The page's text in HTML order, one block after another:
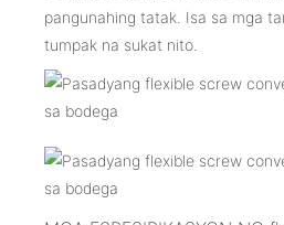
pangunahing tatak. Isa sa mga
tumpak na sukat nito.